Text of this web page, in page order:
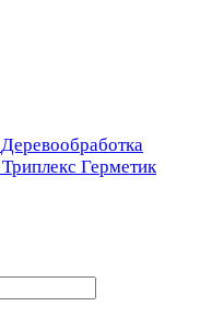
Деревообработка
Триплекс Герметик